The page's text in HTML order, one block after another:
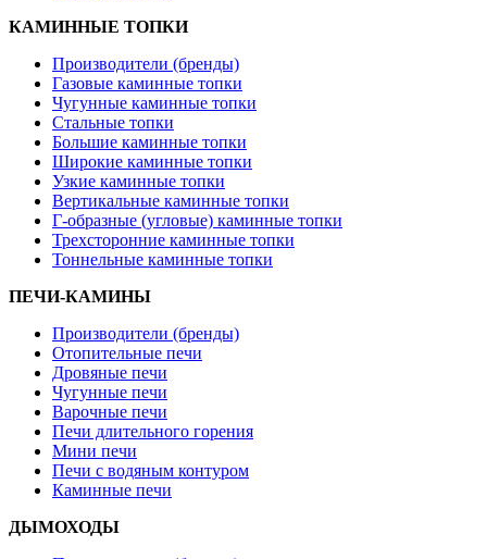
КАМИННЫЕ ТОПКИ
Производители (бренды)
Газовые каминные топки
Чугунные каминные топки
Стальные топки
Большие каминные топки
Широкие каминные топки
Узкие каминные топки
Вертикальные каминные топки
Г-образные (угловые) каминные топки
Трехсторонние каминные топки
Тоннельные каминные топки
ПЕЧИ-КАМИНЫ
Производители (бренды)
Отопительные печи
Дровяные печи
Чугунные печи
Варочные печи
Печи длительного горения
Мини печи
Печи с водяным контуром
Каминные печи
ДЫМОХОДЫ